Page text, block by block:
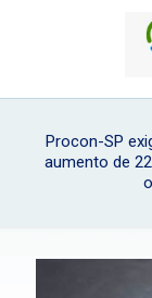
Procon-SP
aumento de